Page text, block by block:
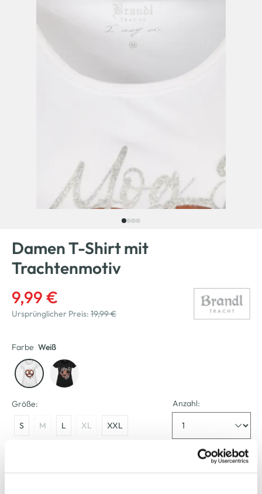
Damen T-Shirt mit
Trachtenmotiv
9,99 €
Ursprünglicher Preis: 19,99 €
Farbe Weiß
Größe:
S M L XL XXL
Anzahl: